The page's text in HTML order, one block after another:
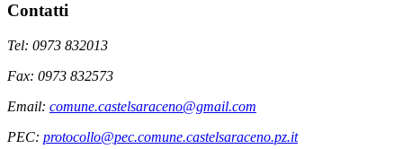
Contatti
Tel: 0973 832013
Fax: 0973 832573
Email: comune.castelsaraceno@gmail.com
PEC: protocollo@pec.comune.castelsaraceno.pz.it